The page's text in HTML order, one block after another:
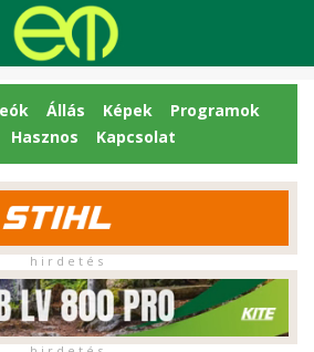
Állás Képek
Programok
Hasznos Kapcsolat
h i r d e t é s